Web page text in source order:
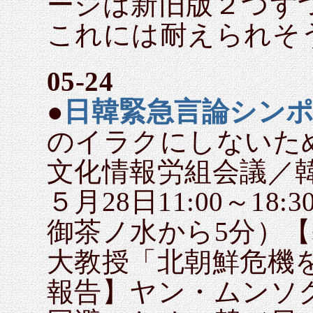
これには耐えられそ
05-24
●日韓緊急言論シン
のイラクにしないた
文化情報労組会議／
５月28日11:00～
御茶ノ水から5分）
大教授「北朝鮮危機
報告】ヤン・ムンソ